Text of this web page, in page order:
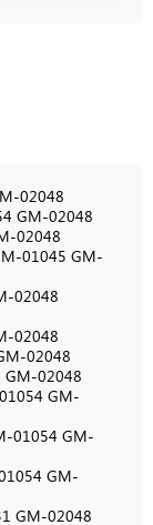
02048
GM-02048
02048
01045 GM-
02048
02048
02048
GM-02048
GM-
01054 GM-
GM-
GM-02048